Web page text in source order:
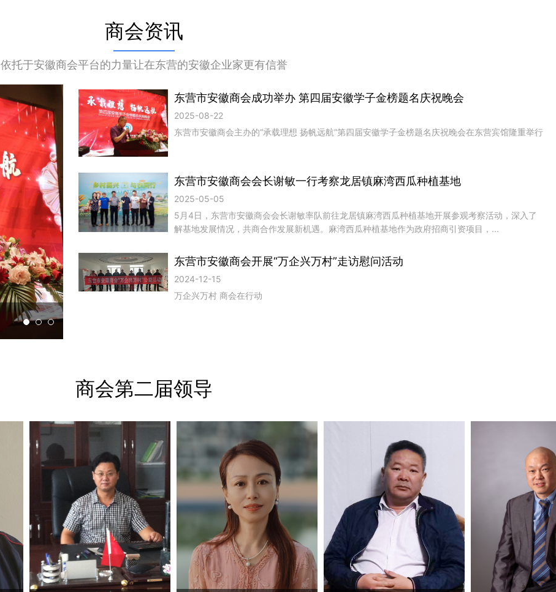
商会资讯
依托于安徽商会平台的力量让在东营的安徽企业家更有信誉
东营市安徽商会成功举办 第四届安徽学子金榜题名庆祝晚会
2025-08-22
东营市安徽商会主办的“承载理想 扬帆远航”第四届安徽学子金榜题名庆祝晚会在东营宾馆隆重举行
东营市安徽商会会长谢敏一行考察龙居镇麻湾西瓜种植基地
2025-05-05
5月4日，东营市安徽商会会长谢敏率队前往龙居镇麻湾西瓜种植基地开展参观考察活动，深入了
解基地发展情况，共商合作发展新机遇。麻湾西瓜种植基地作为政府招商引资项目，...
东营市安徽商会开展“万企兴万村”走访慰问活动
2024-12-15
万企兴万村 商会在行动
商会第二届领导